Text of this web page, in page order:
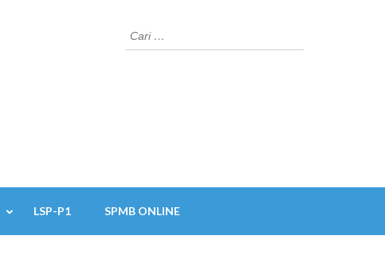
Cari
untuk:
LSP-P1 SPMB ONLINE